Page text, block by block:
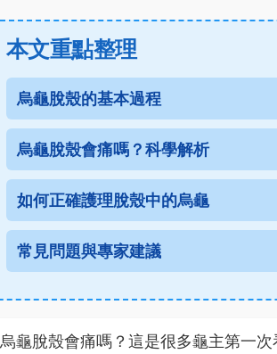
本文重點整理
烏龜脫殼的基本過程
烏龜脫殼會痛嗎？科學解析
如何正確護理脫殼中的烏龜
常見問題與專家建議
烏龜脫殼會痛嗎？這是很多龜主第一